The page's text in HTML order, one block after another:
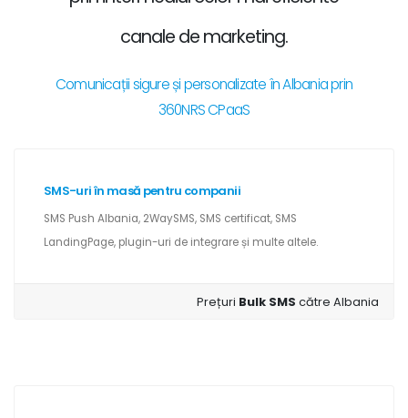
canale de marketing.
Comunicații sigure și personalizate în Albania prin
360NRS CPaaS
SMS-uri în masă pentru companii
SMS Push Albania, 2WaySMS, SMS certificat, SMS
LandingPage, plugin-uri de integrare și multe altele.
Prețuri Bulk SMScătre Albania